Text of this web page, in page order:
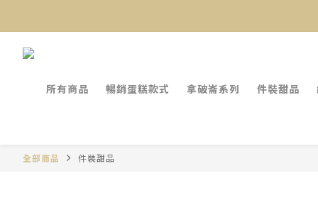
所有商品 暢銷蛋糕款式 拿破崙系列 件裝甜品
全部商品 件裝甜品